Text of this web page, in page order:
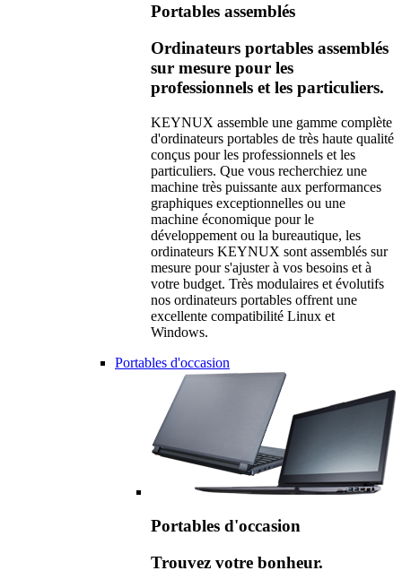
Portables assemblés
Ordinateurs portables assemblés
sur mesure pour les
professionnels et les particuliers.
KEYNUX assemble une gamme complète
d'ordinateurs portables de très haute qualité
conçus pour les professionnels et les
particuliers. Que vous recherchiez une
machine très puissante aux performances
graphiques exceptionnelles ou une
machine économique pour le
développement ou la bureautique, les
ordinateurs KEYNUX sont assemblés sur
mesure pour s'ajuster à vos besoins et à
votre budget. Très modulaires et évolutifs
nos ordinateurs portables offrent une
excellente compatibilité Linux et
Windows.
Portables d'occasion
Portables d'occasion
Trouvez votre bonheur.